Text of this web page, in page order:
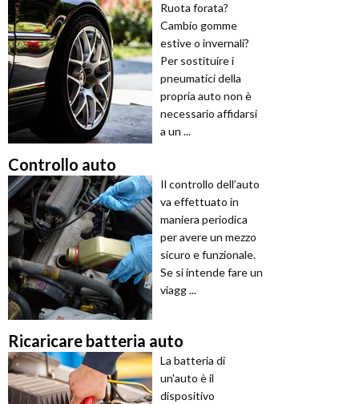
Ruota forata?
Cambio gomme
estive o invernali?
Per sostituire i
pneumatici della
propria auto non è
necessario affidarsi
a un ...
Controllo auto
Il controllo dell’auto
va effettuato in
maniera periodica
per avere un mezzo
sicuro e funzionale.
Se si intende fare un
viagg ...
Ricaricare batteria auto
La batteria di
un'auto è il
dispositivo